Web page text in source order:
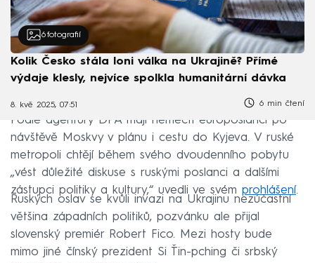
6 fotografií
Kolik Česko stála loni válka na Ukrajině? Přímé
výdaje klesly, nejvíce spolkla humanitární dávka
8. kvě 2025, 07:51 6 min čtení
Podle agentury DPA mají němečtí europoslanci po
návštěvě Moskvy v plánu i cestu do Kyjeva. V ruské
metropoli chtějí během svého dvoudenního pobytu
„vést důležité diskuse s ruskými poslanci a dalšími
zástupci politiky a kultury,“ uvedli ve svém prohlášení.
Ruských oslav se kvůli invazi na Ukrajinu nezúčastní
většina západních politiků, pozvánku ale přijal
slovenský premiér Robert Fico. Mezi hosty bude
mimo jiné čínský prezident Si Ťin-pching či srbský